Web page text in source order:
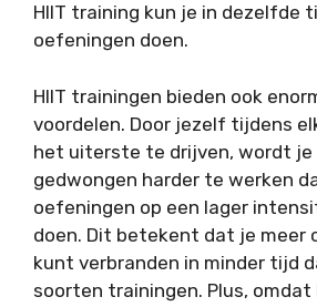
HIIT training kun je in dezelfde
oefeningen doen.
HIIT trainingen bieden ook
voordelen. Door jezelf tijdens
het uiterste te drijven, wordt je
gedwongen harder te werken
oefeningen op een lager
doen. Dit betekent dat je meer
kunt verbranden in minder tijd
soorten trainingen. Plus, omdat